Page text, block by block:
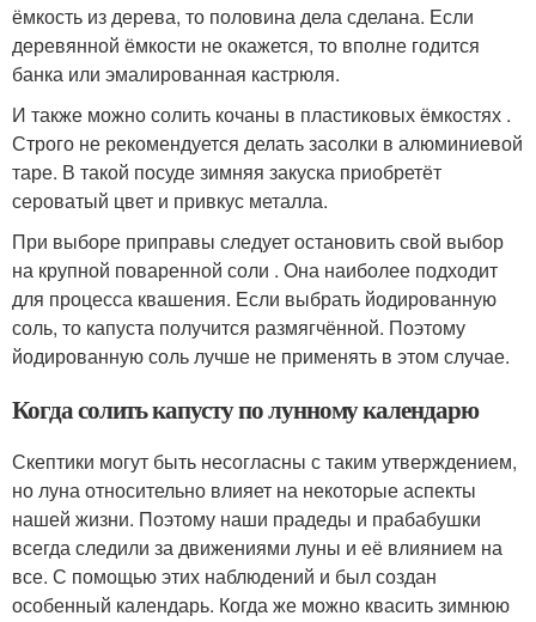
ёмкость из дерева, то половина дела сделана. Если
деревянной ёмкости не окажется, то вполне годится
банка или эмалированная кастрюля.
И также можно солить кочаны в пластиковых ёмкостях .
Строго не рекомендуется делать засолки в алюминиевой
таре. В такой посуде зимняя закуска приобретёт
сероватый цвет и привкус металла.
При выборе приправы следует остановить свой выбор
на крупной поваренной соли . Она наиболее подходит
для процесса квашения. Если выбрать йодированную
соль, то капуста получится размягчённой. Поэтому
йодированную соль лучше не применять в этом случае.
Когда солить капусту по лунному календарю
Скептики могут быть несогласны с таким утверждением,
но луна относительно влияет на некоторые аспекты
нашей жизни. Поэтому наши прадеды и прабабушки
всегда следили за движениями луны и её влиянием на
все. С помощью этих наблюдений и был создан
особенный календарь. Когда же можно квасить зимнюю